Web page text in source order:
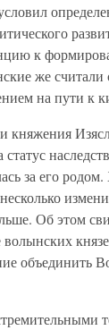
к
же
на пути к
княжения
за его
Об этом
волынских
объединить